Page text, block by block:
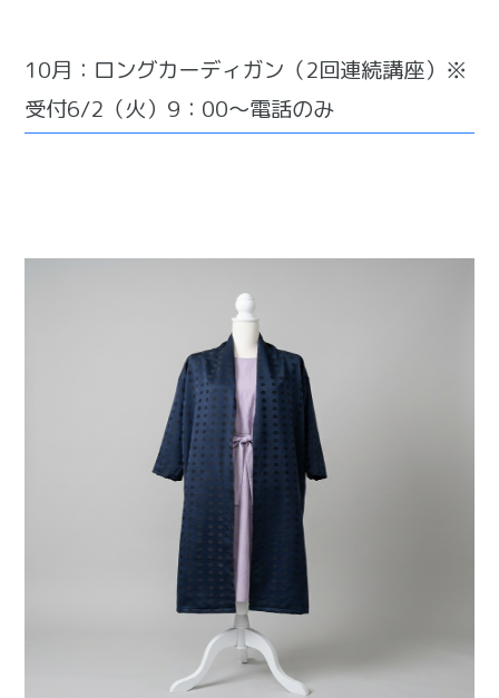
10月：ロングカーディガン（2回連続講座）※
受付6/2（火）9：00～電話のみ